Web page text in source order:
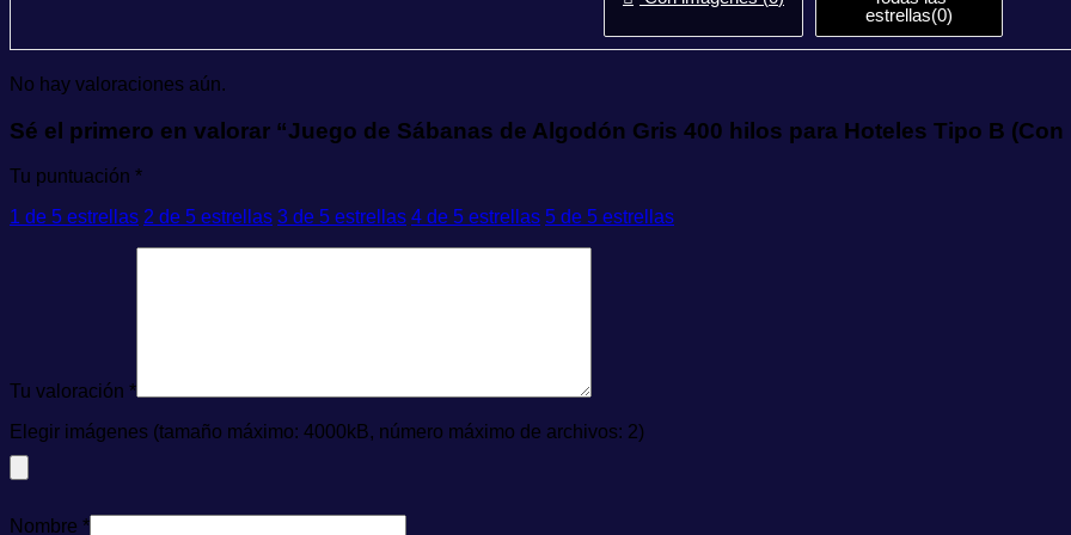
estrellas(0)
No hay valoraciones aún.
Sé el primero en valorar “Juego de Sábanas de Algodón Gris 400 hilos para Hoteles Tipo B
Tu puntuación *
1 de 5 estrellas 2 de 5 estrellas 3 de 5 estrellas 4 de 5 estrellas 5 de 5 estrellas
Tu valoración *
Elegir imágenes (tamaño máximo: 4000kB, número máximo de archivos: 2)
Nombre *